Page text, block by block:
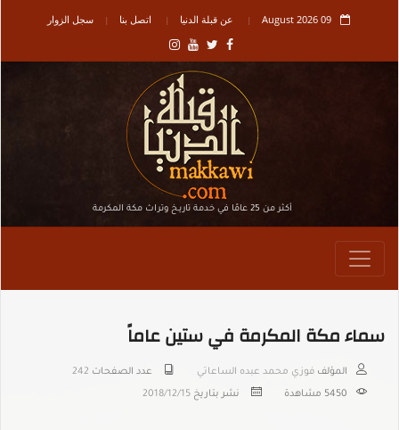
09 August 2026 عن قبلة الدنيا اتصل بنا سجل الزوار
أكثر من 25 عامًا في خدمة تاريـخ وتراث مكة المكرمة
سماء مكة المكرمة في ستين عاماً
المؤلف فوزي محمد عبده الساعاتي عدد الصفحات 242
5450 مشاهدة نشر بتاريخ 2018/12/15